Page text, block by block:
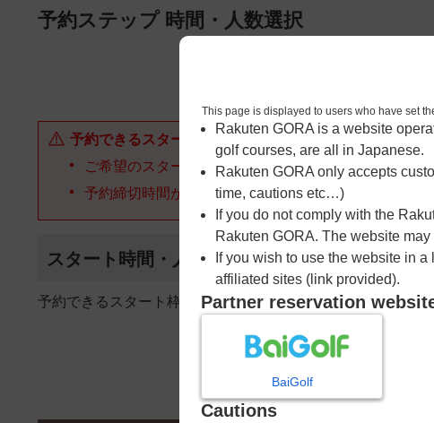
ページの本文へ
予約ステップ 時間・人数選択
予約できるスタート枠がありません。以下の理由が考え
ご希望のスタート時間の枠が他の予約で埋まってしま
予約締切時間が過ぎてしまった。
スタート時間・人数指定
予約できるスタート枠がありません。
This page is displayed to users who have set
Rakuten GORA is a website
golf courses, are all in Japanese.
Rakuten GORA only accepts
time, cautions etc…)
If you do not comply with the
Rakuten GORA. The website
If you wish to use the website in
affiliated sites (link provided).
Partner reservation
BaiGolf
Cautions